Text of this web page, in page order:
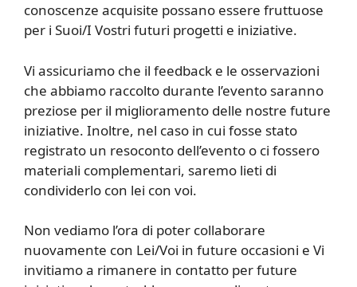
conoscenze acquisite possano essere fruttuose
per i Suoi/I Vostri futuri progetti e iniziative.
Vi assicuriamo che il feedback e le osservazioni
che abbiamo raccolto durante l’evento saranno
preziose per il miglioramento delle nostre future
iniziative. Inoltre, nel caso in cui fosse stato
registrato un resoconto dell’evento o ci fossero
materiali complementari, saremo lieti di
condividerlo con lei con voi.
Non vediamo l’ora di poter collaborare
nuovamente con Lei/Voi in future occasioni e Vi
invitiamo a rimanere in contatto per future